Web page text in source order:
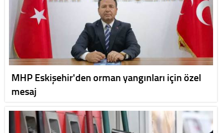
MHP Eskişehir'den orman yangınları için özel
mesaj